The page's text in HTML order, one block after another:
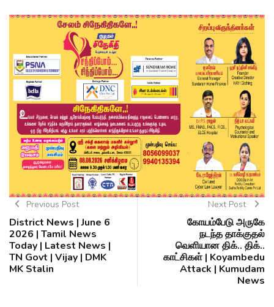
Previous Post
District News | June 6
2026 | Tamil News
Today | Latest News |
TN Govt | Vijay | DMK
MK Stalin
Next Post
கோயம்பேடு அருகே
நடந்த தாக்குதல்
வெளியான திக்.. திக்..
காட்சிகள் | Koyambedu
Attack | Kumudam
News